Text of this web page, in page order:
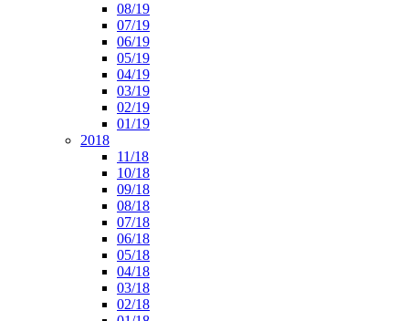
08/19
07/19
06/19
05/19
04/19
03/19
02/19
01/19
2018
11/18
10/18
09/18
08/18
07/18
06/18
05/18
04/18
03/18
02/18